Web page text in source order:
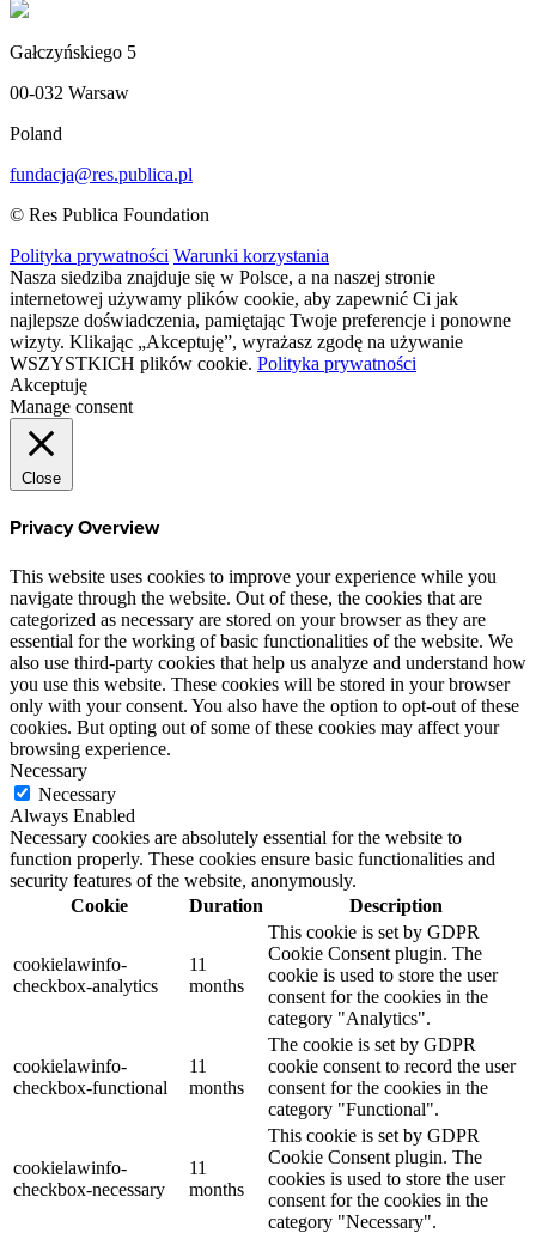
Gałczyńskiego 5
00-032 Warsaw
Poland
fundacja@res.publica.pl
© Res Publica Foundation
Polityka prywatności Warunki korzystania
Nasza siedziba znajduje się w Polsce, a na naszej stronie
internetowej używamy plików cookie, aby zapewnić Ci jak
najlepsze doświadczenia, pamiętając Twoje preferencje i ponowne
wizyty. Klikając „Akceptuję”, wyrażasz zgodę na używanie
WSZYSTKICH plików cookie. Polityka prywatności
Akceptuję
Manage consent
Close
Privacy Overview
This website uses cookies to improve your experience while you
navigate through the website. Out of these, the cookies that are
categorized as necessary are stored on your browser as they are
essential for the working of basic functionalities of the website. We
also use third-party cookies that help us analyze and understand how
you use this website. These cookies will be stored in your browser
only with your consent. You also have the option to opt-out of these
cookies. But opting out of some of these cookies may affect your
browsing experience.
Necessary
Necessary
Always Enabled
Necessary cookies are absolutely essential for the website to
function properly. These cookies ensure basic functionalities and
security features of the website, anonymously.
Cookie
Duration Description
cookielawinfo-
checkbox-analytics
11
months
This cookie is set by GDPR
Cookie Consent plugin. The
cookie is used to store the user
consent for the cookies in the
category "Analytics".
cookielawinfo-
checkbox-functional
11
months
The cookie is set by GDPR
cookie consent to record the user
consent for the cookies in the
category "Functional".
cookielawinfo-
checkbox-necessary
11
months
This cookie is set by GDPR
Cookie Consent plugin. The
cookies is used to store the user
consent for the cookies in the
category "Necessary".